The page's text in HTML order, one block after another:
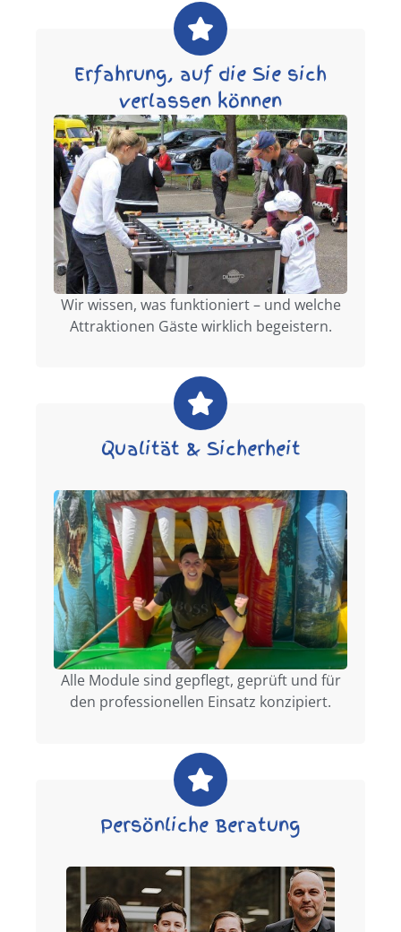
Erfahrung, auf die Sie sich
verlassen können
Wir wissen, was funktioniert – und welche
Attraktionen Gäste wirklich begeistern.
Qualität & Sicherheit
Alle Module sind gepflegt, geprüft und für
den professionellen Einsatz konzipiert.
Persönliche Beratung